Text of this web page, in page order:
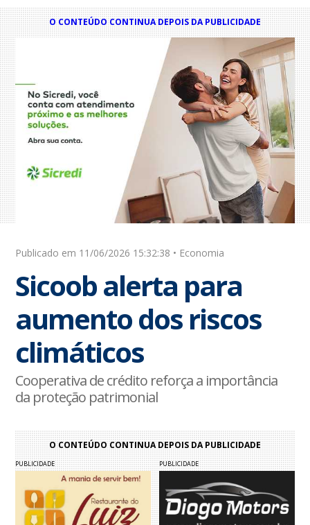
O CONTEÚDO CONTINUA DEPOIS DA PUBLICIDADE
Publicado em 11/06/2026 15:32:38 • Economia
Sicoob alerta para
aumento dos riscos
climáticos
Cooperativa de crédito reforça a importância
da proteção patrimonial
O CONTEÚDO CONTINUA DEPOIS DA PUBLICIDADE
PUBLICIDADE PUBLICIDADE